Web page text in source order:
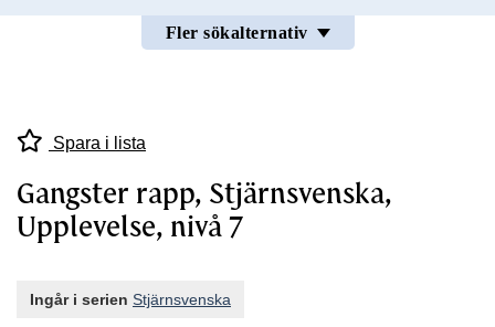
Fler sökalternativ
Spara i lista
Gangster rapp, Stjärnsvenska,
Upplevelse, nivå 7
Ingår i serien Stjärnsvenska